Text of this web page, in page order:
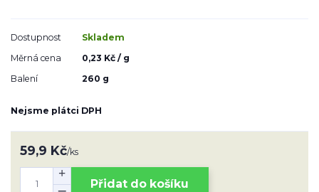
Dostupnost
Skladem
Měrná cena
0,23 Kč / g
Balení
260 g
Nejsme plátci DPH
59,9 Kč/ks
Přidat do košíku